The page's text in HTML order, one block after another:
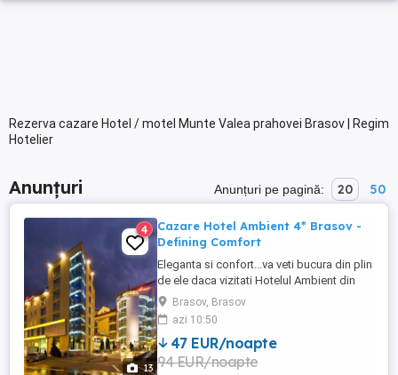
Rezerva cazare Hotel / motel Munte Valea prahovei Brasov | Regim
Hotelier
Anunțuri Anunțuri pe pagină: 20 50
13
4
Cazare Hotel Ambient 4* Brasov -
Defining Comfort
Eleganta si confort...va veti bucura din plin
de ele daca vizitati Hotelul Ambient din
Brasov, deja un nume cu traditie ,
numarand peste un deceniu de excelenta
si experienta in domeniu. Amplasat ideal
in centrul Brasovului, la doar cateva minute
de admirabilele monumente istorice,
Brasov, Brasov
azi 10:50
47 EUR/noapte
94 EUR/noapte